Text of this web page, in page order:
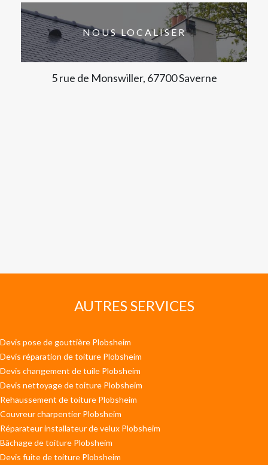
NOUS LOCALISER
5 rue de Monswiller, 67700 Saverne
AUTRES SERVICES
Devis pose de gouttière Plobsheim
Devis réparation de toiture Plobsheim
Devis changement de tuile Plobsheim
Devis nettoyage de toiture Plobsheim
Rehaussement de toiture Plobsheim
Couvreur charpentier Plobsheim
Réparateur installateur de velux Plobsheim
Bâchage de toiture Plobsheim
Devis fuite de toiture Plobsheim